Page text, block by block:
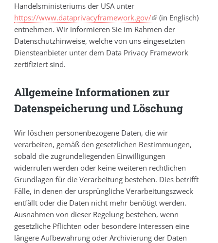
Handelsministeriums der USA unter
https://www.dataprivacyframework.gov/
(in Englisch)
entnehmen. Wir informieren Sie im Rahmen der
Datenschutzhinweise, welche von uns eingesetzten
Diensteanbieter unter dem Data Privacy Framework
zertifiziert sind.
Allgemeine Informationen zur
Datenspeicherung und Löschung
Wir löschen personenbezogene Daten, die wir
verarbeiten, gemäß den gesetzlichen Bestimmungen,
sobald die zugrundeliegenden Einwilligungen
widerrufen werden oder keine weiteren rechtlichen
Grundlagen für die Verarbeitung bestehen. Dies betrifft
Fälle, in denen der ursprüngliche Verarbeitungszweck
entfällt oder die Daten nicht mehr benötigt werden.
Ausnahmen von dieser Regelung bestehen, wenn
gesetzliche Pflichten oder besondere Interessen eine
längere Aufbewahrung oder Archivierung der Daten